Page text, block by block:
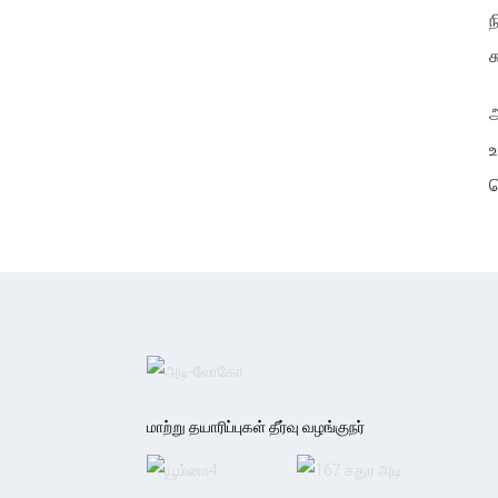
மாற்று தயாரிப்புகள் தீர்வு வழங்குநர்